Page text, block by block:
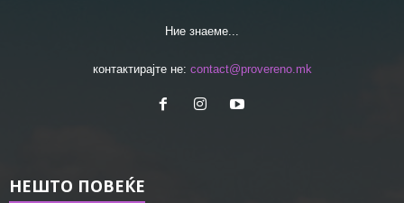
Ние знаеме...
контактирајте не: contact@provereno.mk
НЕШТО ПОВЕЌЕ